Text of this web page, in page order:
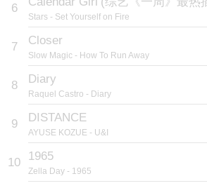
6
Stars - Set Yourself on Fire
7 Closer
Slow Magic - How To Run Away
8 Diary
Raquel Castro - Diary
9 DISTANCE
AYUSE KOZUE - U&I
10 1965
Zella Day - 1965